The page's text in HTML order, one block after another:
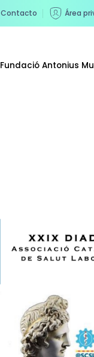
Contacto Área
Fundació Antonius